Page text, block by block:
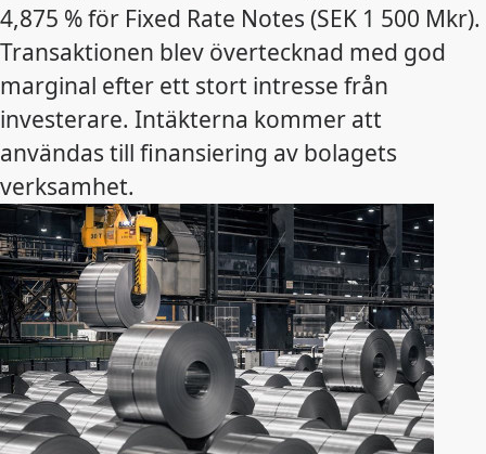
4,875 % för Fixed Rate Notes (SEK 1 500 Mkr).
Transaktionen blev övertecknad med god
marginal efter ett stort intresse från
investerare. Intäkterna kommer att
användas till finansiering av bolagets
verksamhet.